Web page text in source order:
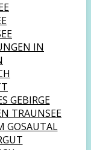
IN
GEBIRGE
TRAUNSEE
GOSAUTAL